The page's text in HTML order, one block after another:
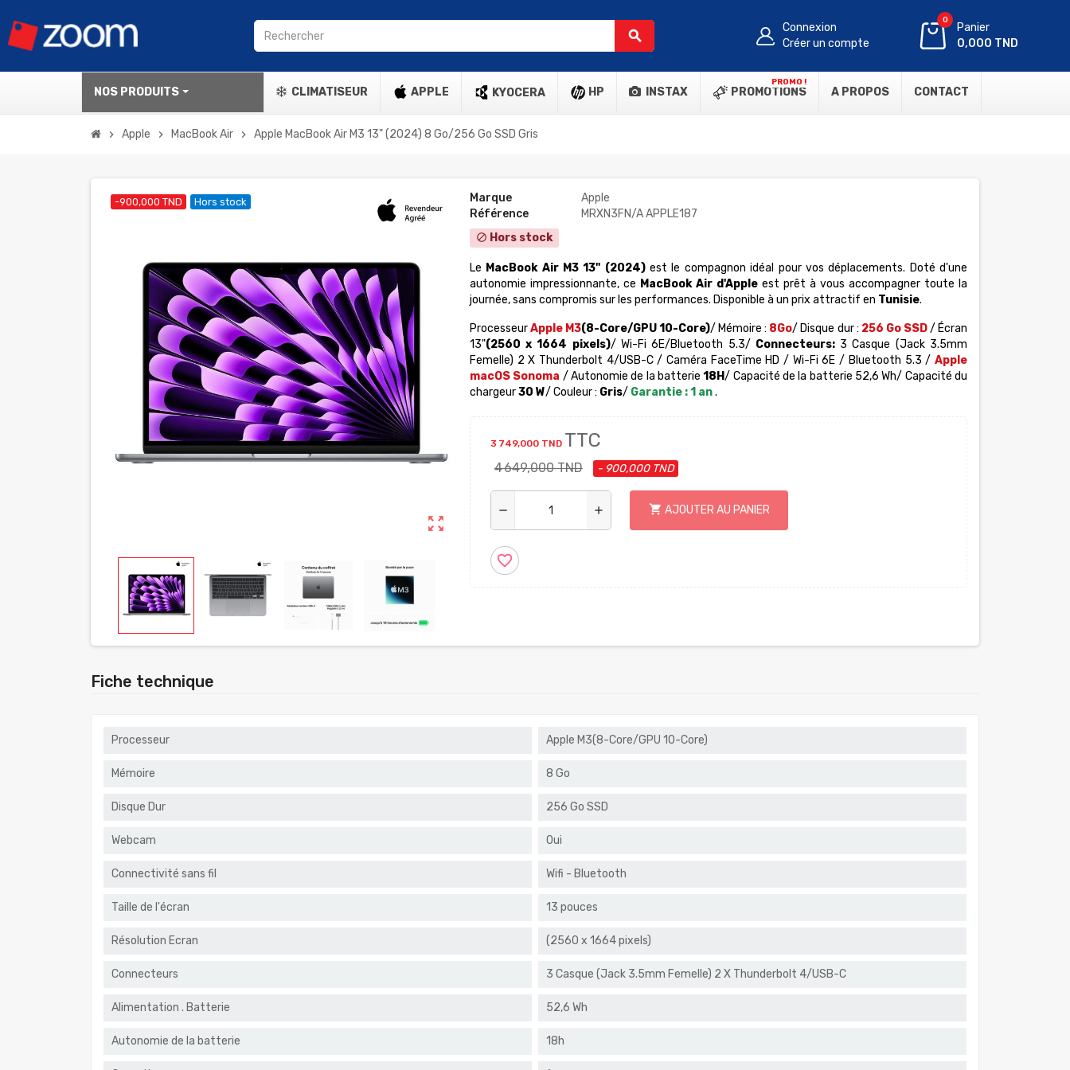
search
Connexion
Créer un compte
0
Panier
0,000 TND
NOS PRODUITS CLIMATISEUR APPLE KYOCERA HP INSTAX PROMOTIONS
PROMO !
A PROPOS CONTACT
chevron_right Apple chevron_right MacBook Air chevron_right Apple MacBook Air M3 13" (2024) 8 Go/256 Go SSD Gris
zoom_out_map
-900,000 TND Hors stock Marque
Apple
Référence
MRXN3FN/A APPLE187
block Hors stock
Le MacBook Air M3 13" (2024)est le compagnon idéal pour vos déplacements. Doté d'une
autonomie impressionnante, ce MacBook Air d'Appleest prêt à vous accompagner toute la
journée, sans compromis sur les performances. Disponible à un prix attractif en Tunisie.
ProcesseurApple M3(8-Core/GPU 10-Core)/ Mémoire : 8Go/ Disque dur : 256 Go SSD/ Écran
13"(2560 x 1664 pixels)/ Wi-Fi 6E/Bluetooth 5.3/ Connecteurs:3 Casque (Jack 3.5mm
Femelle) 2 X Thunderbolt 4/USB-C / Caméra FaceTime HD / Wi-Fi 6E / Bluetooth 5.3 / Apple
macOS Sonoma / Autonomie de la batterie 18H/ Capacité de la batterie 52,6 Wh/ Capacité du
chargeur30 W/ Couleur : Gris/ Garantie : 1 an.
3 749,000 TND TTC
4 649,000 TND - 900,000 TND
remove add shopping_cart AJOUTER AU PANIER
favorite_border
Fiche technique
Processeur Apple M3(8-Core/GPU 10-Core)
Mémoire 8 Go
Disque Dur 256 Go SSD
Webcam Oui
Connectivité sans fil Wifi - Bluetooth
Taille de l'écran 13 pouces
Résolution Ecran (2560 x 1664 pixels)
Connecteurs 3 Casque (Jack 3.5mm Femelle) 2 X Thunderbolt 4/USB-C
Alimentation . Batterie 52,6 Wh
Autonomie de la batterie 18h